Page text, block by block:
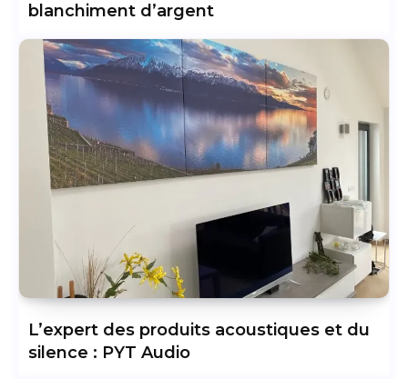
blanchiment d’argent
L’expert des produits acoustiques et du
silence : PYT Audio